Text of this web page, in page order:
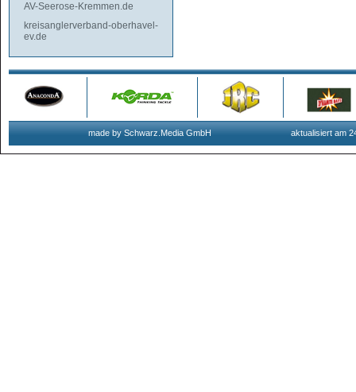
AV-Seerose-Kremmen.de
kreisanglerverband-oberhavel-
ev.de
made by Schwarz.Media GmbH aktualisiert am